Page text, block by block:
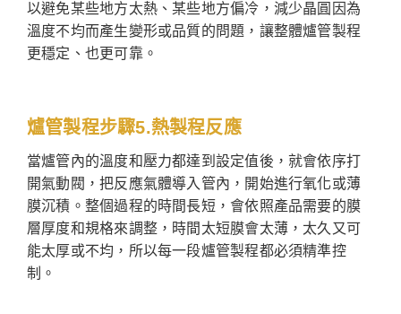
以避免某些地方太熱、某些地方偏冷，減少晶圓因為
溫度不均而產生變形或品質的問題，讓整體爐管製程
更穩定、也更可靠。
爐管製程步驟5.熱製程反應
當爐管內的溫度和壓力都達到設定值後，就會依序打
開氣動閥，把反應氣體導入管內，開始進行氧化或薄
膜沉積。整個過程的時間長短，會依照產品需要的膜
層厚度和規格來調整，時間太短膜會太薄，太久又可
能太厚或不均，所以每一段爐管製程都必須精準控
制。